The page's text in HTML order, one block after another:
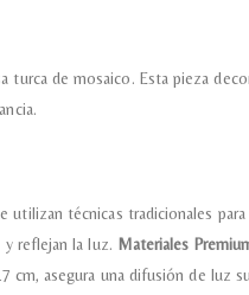
de mosaico. Esta pieza
utilizan técnicas tradicionales
y reflejan la luz. Materiales
cm, asegura una difusión de luz